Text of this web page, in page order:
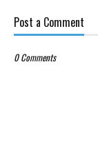
Post a Comment
0 Comments